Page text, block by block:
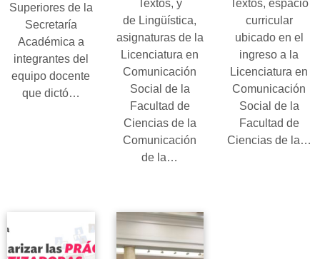
Superiores de la
Secretaría
Académica a
integrantes del
equipo docente
que dictó…
Textos, y
de Lingüística,
asignaturas de la
Licenciatura en
Comunicación
Social de la
Facultad de
Ciencias de la
Comunicación
de la…
Textos, espacio
curricular
ubicado en el
ingreso a la
Licenciatura en
Comunicación
Social de la
Facultad de
Ciencias de la…